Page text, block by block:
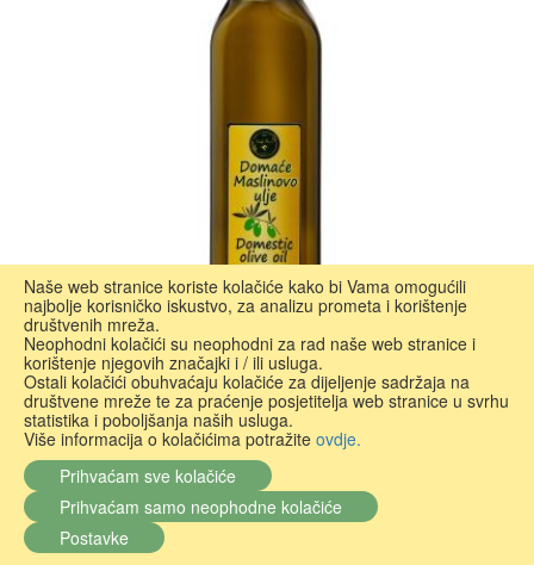
Naše web stranice koriste kolačiće kako bi Vama omogućili
najbolje korisničko iskustvo, za analizu prometa i korištenje
društvenih mreža.
Neophodni kolačići su neophodni za rad naše web stranice i
korištenje njegovih značajki i / ili usluga.
Ostali kolačići obuhvaćaju kolačiće za dijeljenje sadržaja na
društvene mreže te za praćenje posjetitelja web stranice u svrhu
statistika i poboljšanja naših usluga.
Više informacija o kolačićima potražite ovdje.
Prihvaćam sve kolačiće
Prihvaćam samo neophodne kolačiće
Postavke
Maslinovo ulje Marinov 0,25L
OPG Branko Marinov
0%